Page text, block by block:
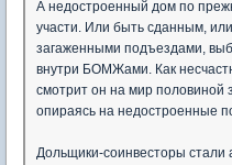
А недостроенный дом по
участи. Или быть сданным,
загаженными подъездами,
внутри БОМЖами. Как
смотрит он на мир половиной
опираясь на недостроенные
Дольщики-соинвесторы стали